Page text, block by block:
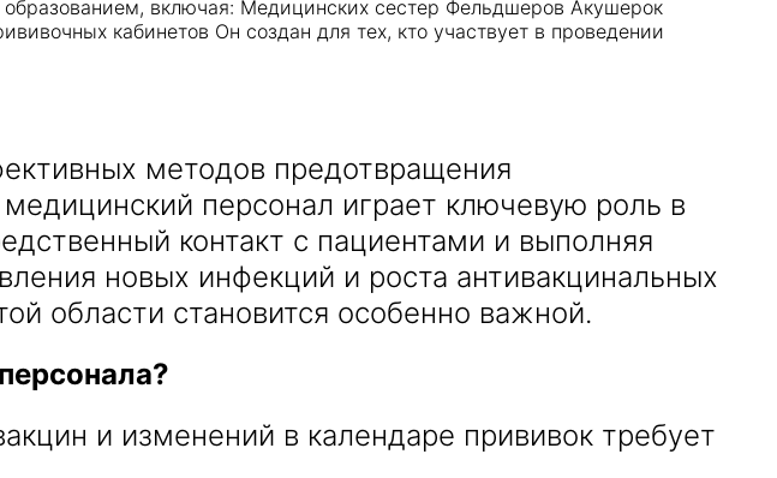
включая: Медицинских сестер Фельдшеров Акушерок
кабинетов Он создан для тех, кто участвует в проведении
методов предотвращения
персонал играет ключевую роль в
контакт с пациентами и выполняя
новых инфекций и роста антивакцинальных
области становится особенно важной.
и изменений в календаре прививок требует
персональных
персональных